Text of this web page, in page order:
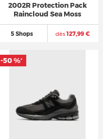
2002R Protection Pack
Raincloud Sea Moss
5 Shops dès127,99 €
-50 %*